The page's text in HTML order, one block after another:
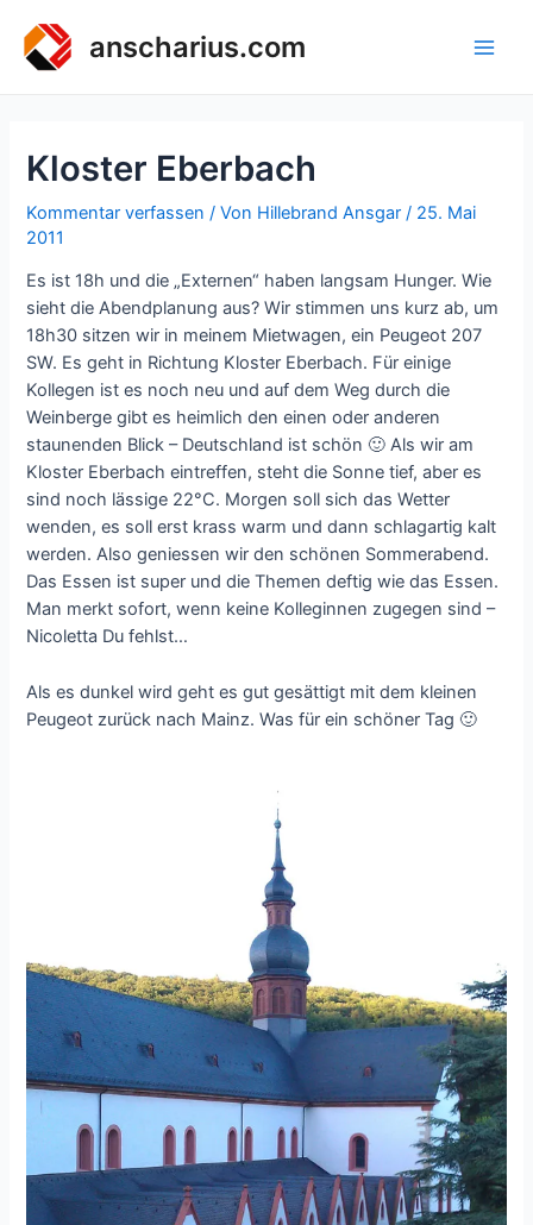
Inhalt
springen
anscharius.com
Kloster Eberbach
Kommentar verfassen / Von Hillebrand Ansgar / 25. Mai
2011
Es ist 18h und die „Externen“ haben langsam Hunger. Wie
sieht die Abendplanung aus? Wir stimmen uns kurz ab, um
18h30 sitzen wir in meinem Mietwagen, ein Peugeot 207
SW. Es geht in Richtung Kloster Eberbach. Für einige
Kollegen ist es noch neu und auf dem Weg durch die
Weinberge gibt es heimlich den einen oder anderen
staunenden Blick – Deutschland ist schön 🙂 Als wir am
Kloster Eberbach eintreffen, steht die Sonne tief, aber es
sind noch lässige 22°C. Morgen soll sich das Wetter
wenden, es soll erst krass warm und dann schlagartig kalt
werden. Also geniessen wir den schönen Sommerabend.
Das Essen ist super und die Themen deftig wie das Essen.
Man merkt sofort, wenn keine Kolleginnen zugegen sind –
Nicoletta Du fehlst…
Als es dunkel wird geht es gut gesättigt mit dem kleinen
Peugeot zurück nach Mainz. Was für ein schöner Tag 🙂